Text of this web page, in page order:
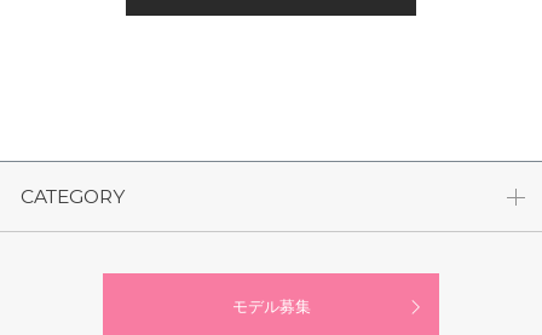
CATEGORY
モデル募集